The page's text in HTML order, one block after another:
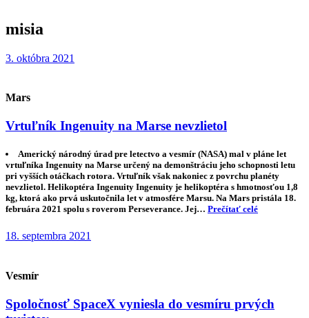
misia
3. októbra 2021
Mars
Vrtuľník Ingenuity na Marse nevzlietol
Americký národný úrad pre letectvo a vesmír (NASA) mal v pláne let
vrtuľníka Ingenuity na Marse určený na demonštráciu jeho schopnosti letu
pri vyšších otáčkach rotora. Vrtuľník však nakoniec z povrchu planéty
nevzlietol. Helikoptéra Ingenuity Ingenuity je helikoptéra s hmotnosťou 1,8
kg, ktorá ako prvá uskutočnila let v atmosfére Marsu. Na Mars pristála 18.
februára 2021 spolu s roverom Perseverance. Jej… Prečítať celé
18. septembra 2021
Vesmír
Spoločnosť SpaceX vyniesla do vesmíru prvých